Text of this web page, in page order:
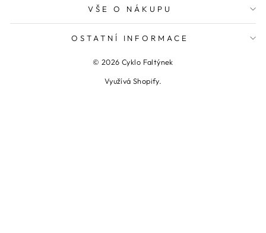
VŠE O NÁKUPU
OSTATNÍ INFORMACE
© 2026 Cyklo Faltýnek
Využívá Shopify.